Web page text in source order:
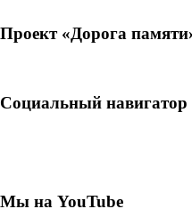
Проект «Дорога
Социальный навигатор
Мы на YouTube